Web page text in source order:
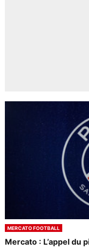
MERCATO FOOTBALL
Mercato : L’appel du